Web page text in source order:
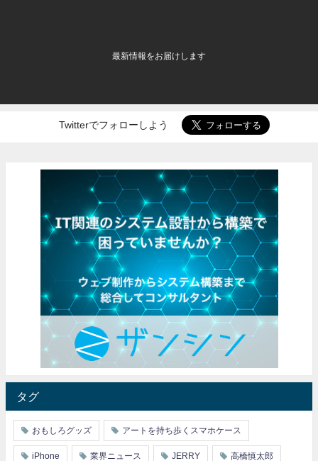
最新情報をお届けします
Twitterでフォローしよう
タグ
おもしろグッズ アートを持ち歩くスマホケース
iPhone 業界ニュース JERRY 高橋慎太郎